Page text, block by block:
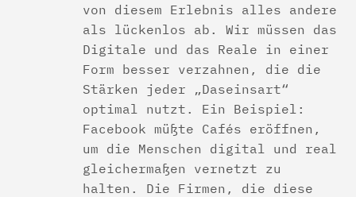
von diesem Erlebnis alles andere
als lückenlos ab. Wir müssen das
Digitale und das Reale in einer
Form besser verzahnen, die die
Stärken jeder „Daseinsart“
optimal nutzt. Ein Beispiel:
Facebook müßte Cafés eröffnen,
um die Menschen digital und real
gleichermaßen vernetzt zu
halten. Die Firmen, die diese